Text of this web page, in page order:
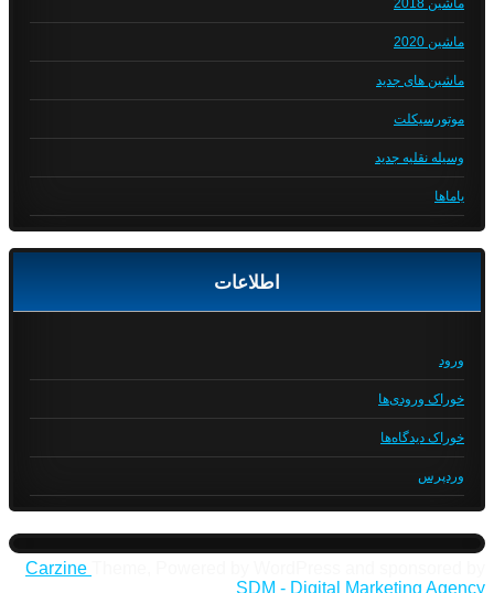
ماشین 2018
ماشین 2020
ماشین های جدید
موتورسیکلت
وسیله نقلیه جدید
یاماها
اطلاعات
ورود
خوراک ورودی‌ها
خوراک دیدگاه‌ها
وردپرس
Carzine
SDM - Digital Marketing Agency